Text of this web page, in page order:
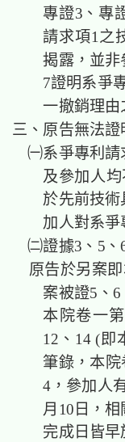
專證3、專
請求項1之
揭露，並非
7證明系爭
一撤銷理
三、原告無法
㈠系爭專利請
及參加人
於先前技
加人對系爭
㈡證據3、5、
原告於另案即
案被證5、
本院卷一
12、14 (即
筆錄，本院
4，參加人
月10日，
完成日皆